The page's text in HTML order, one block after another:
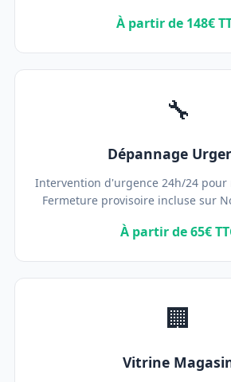
À partir de 148€
🔧
Dépannage
Intervention d'urgence 24h/24 pour
Fermeture provisoire incluse sur
À partir de 65€
🏢
Vitrine